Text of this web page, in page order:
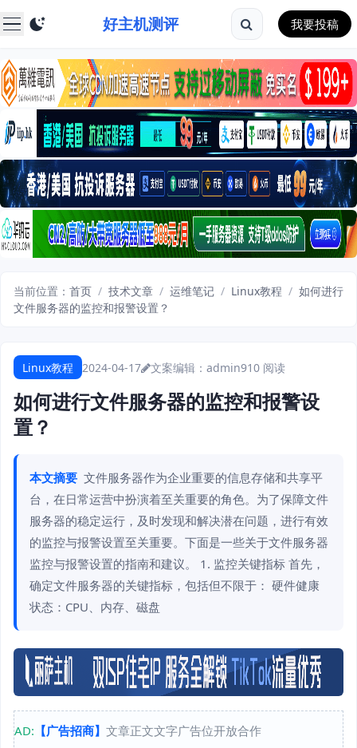
好主机测评 我要投稿
当前位置： 首页 / 技术文章 / 运维笔记 / Linux教程 / 如何进行
文件服务器的监控和报警设置？
Linux教程 2024-04-17 文案编辑：admin910 阅读
如何进行文件服务器的监控和报警设
置？
本文摘要 文件服务器作为企业重要的信息存储和共享平
台，在日常运营中扮演着至关重要的角色。为了保障文件
服务器的稳定运行，及时发现和解决潜在问题，进行有效
的监控与报警设置至关重要。下面是一些关于文件服务器
监控与报警设置的指南和建议。 1. 监控关键指标 首先，
确定文件服务器的关键指标，包括但不限于： 硬件健康
状态：CPU、内存、磁盘
AD: 【广告招商】 文章正文文字广告位开放合作